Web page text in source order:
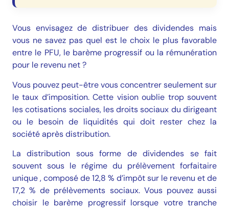
Vous envisagez de distribuer des dividendes mais
vous ne savez pas quel est le choix le plus favorable
entre le PFU, le barème progressif ou la rémunération
pour le revenu net ?
Vous pouvez peut-être vous concentrer seulement sur
le taux d’imposition. Cette vision oublie trop souvent
les cotisations sociales, les droits sociaux du dirigeant
ou le besoin de liquidités qui doit rester chez la
société après distribution.
La distribution sous forme de dividendes se fait
souvent sous le régime du prélèvement forfaitaire
unique , composé de 12,8 % d’impôt sur le revenu et de
17,2 % de prélèvements sociaux. Vous pouvez aussi
choisir le barème progressif lorsque votre tranche